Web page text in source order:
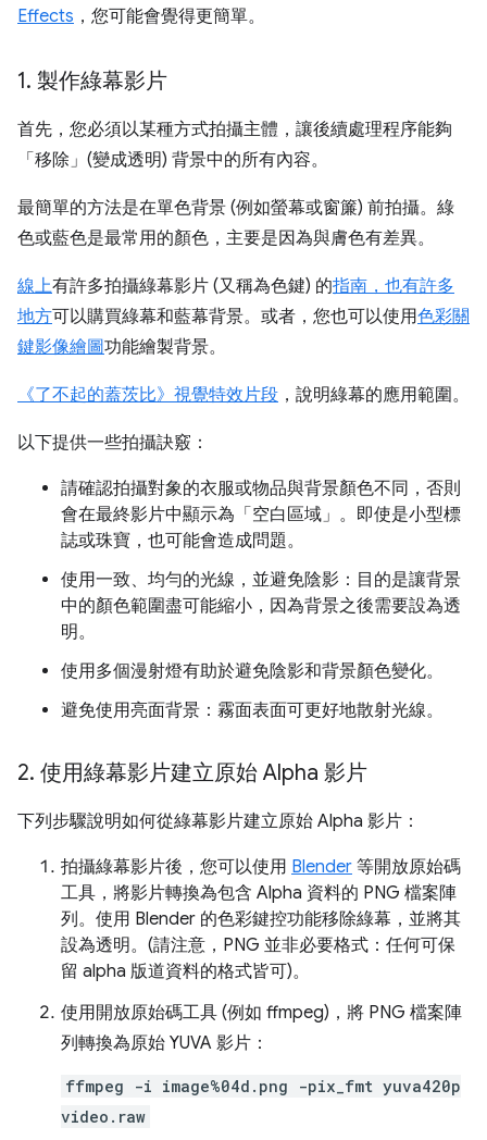
Effects ，您可能會覺得更簡單。
1. 製作綠幕影片
首先，您必須以某種方式拍攝主體，讓後續處理程序能夠
「移除」(變成透明) 背景中的所有內容。
最簡單的方法是在單色背景 (例如螢幕或窗簾) 前拍攝。綠
色或藍色是最常用的顏色，主要是因為與膚色有差異。
線上有許多拍攝綠幕影片 (又稱為色鍵) 的指南，也有許多
地方可以購買綠幕和藍幕背景。或者，您也可以使用色彩關
鍵影像繪圖功能繪製背景。
《了不起的蓋茨比》視覺特效片段 ，說明綠幕的應用範圍。
以下提供一些拍攝訣竅：
請確認拍攝對象的衣服或物品與背景顏色不同，否則
會在最終影片中顯示為「空白區域」。即使是小型標
誌或珠寶，也可能會造成問題。
使用一致、均勻的光線，並避免陰影：目的是讓背景
中的顏色範圍盡可能縮小，因為背景之後需要設為透
明。
使用多個漫射燈有助於避免陰影和背景顏色變化。
避免使用亮面背景：霧面表面可更好地散射光線。
2. 使用綠幕影片建立原始 Alpha 影片
下列步驟說明如何從綠幕影片建立原始 Alpha 影片：
拍攝綠幕影片後，您可以使用 Blender 等開放原始碼
工具，將影片轉換為包含 Alpha 資料的 PNG 檔案陣
列。使用 Blender 的色彩鍵控功能移除綠幕，並將其
設為透明。(請注意，PNG 並非必要格式：任何可保
留 alpha 版道資料的格式皆可)。
使用開放原始碼工具 (例如 ffmpeg)，將 PNG 檔案陣
列轉換為原始 YUVA 影片：
ffmpeg -i image%04d.png -pix_fmt yuva420p
video.raw